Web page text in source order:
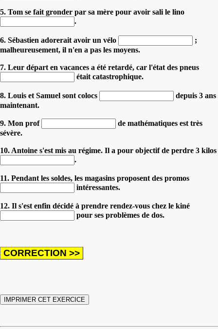
5. Tom se fait gronder par sa mère pour avoir sali le lino
.
6. Sébastien adorerait avoir un vélo
;
malheureusement, il n'en a pas les moyens.
7. Leur départ en vacances a été retardé, car l'état des pneus
était catastrophique.
8. Louis et Samuel sont colocs
depuis 3 ans
maintenant.
9. Mon prof
de mathématiques est très
sévère.
10. Antoine s'est mis au régime. Il a pour objectif de perdre 3 kilos
.
11. Pendant les soldes, les magasins proposent des promos
intéressantes.
12. Il s'est enfin décidé à prendre rendez-vous chez le kiné
pour ses problèmes de dos.